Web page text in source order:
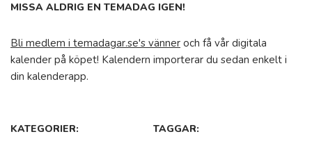
MISSA ALDRIG EN TEMADAG IGEN!
Bli medlem i temadagar.se's vänner och få vår digitala
kalender på köpet! Kalendern importerar du sedan enkelt i
din kalenderapp.
KATEGORIER: TAGGAR: